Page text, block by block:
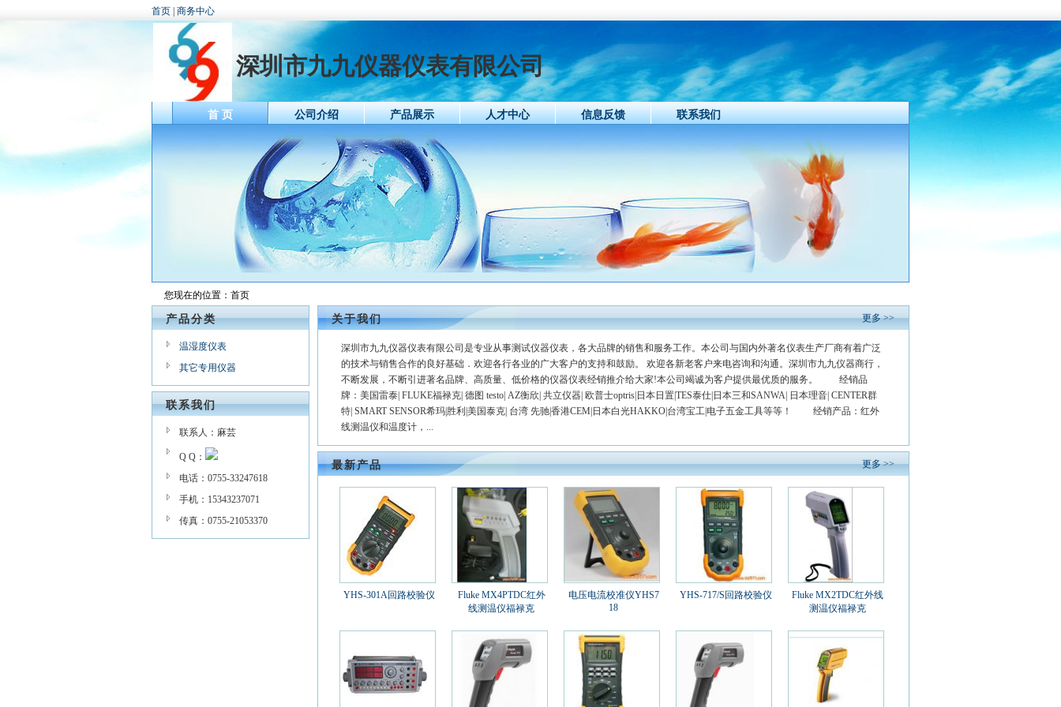
首页 商务中心
深圳市九九仪器仪表有限公司
首 页 公司介绍 产品展示 人才中心 信息反馈 联系我们
您现在的位置： 首页
产品分类
温湿度仪表
其它专用仪器
联系我们
联系人：麻芸
Q Q：
电话：0755-33247618
手机：15343237071
传真：0755-21053370
关于我们 更多 >>
深圳市九九仪器仪表有限公司是专业从事测试仪器仪表，各大品牌的销售和服务工作。本公司与国内外著名仪表生产厂商有着广泛
的技术与销售合作的良好基础．欢迎各行各业的广大客户的支持和鼓励。 欢迎各新老客户来电咨询和沟通。深圳市九九仪器商行，
不断发展，不断引进著名品牌、高质量、低价格的仪器仪表经销推介给大家!本公司竭诚为客户提供最优质的服务。 经销品
牌：美国雷泰| FLUKE福禄克| 德图 testo| AZ衡欣| 共立仪器| 欧普士optris|日本日置|TES泰仕|日本三和SANWA| 日本理音| CENTER群
特| SMART SENSOR希玛|胜利|美国泰克| 台湾 先驰|香港CEM|日本白光HAKKO|台湾宝工|电子五金工具等等！ 经销产品：红外
线测温仪和温度计，...
最新产品 更多 >>
YHS-301A回路校验仪
Fluke MX4PTDC红外
线测温仪福禄克
电压电流校准仪YHS7
18
YHS-717/S回路校验仪
Fluke MX2TDC红外线
测温仪福禄克